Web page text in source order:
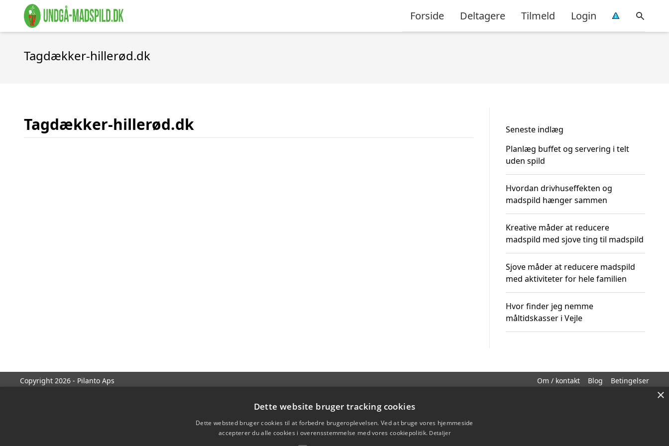
Forside Deltagere Tilmeld Login
Tagdækker-hillerød.dk
Tagdækker-hillerød.dk
Seneste indlæg
Planlæg buffet og servering i telt
uden spild
Hvordan drivhuseffekten og
madspild hænger sammen
Kreative måder at reducere
madspild med sjove ting til madspild
Sjove måder at reducere madspild
med aktiviteter for hele familien
Hvor finder jeg nemme
måltidskasser i Vejle
Copyright 2026 - Pilanto Aps Om / kontakt Blog Betingelser
×
Dette website bruger tracking cookies
Dette websted bruger cookies til at forbedre brugeroplevelsen. Ved at bruge vores hjemmeside
accepterer du alle cookies i overensstemmelse med vores cookiepolitik. Detaljer